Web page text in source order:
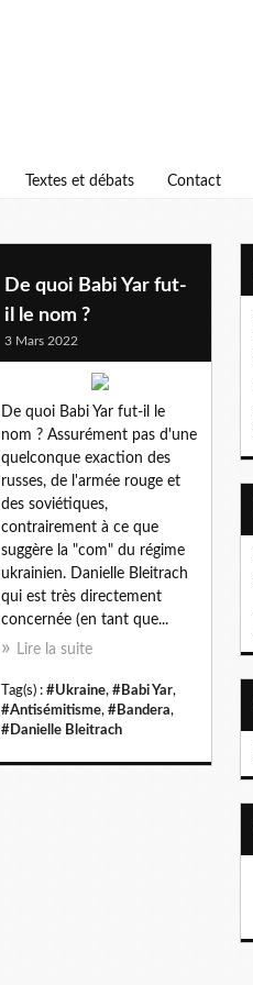
Textes et débats Contact
De quoi Babi Yar fut-
il le nom ?
3 Mars 2022
De quoi Babi Yar fut-il le
nom ? Assurément pas d'une
quelconque exaction des
russes, de l'armée rouge et
des soviétiques,
contrairement à ce que
suggère la "com" du régime
ukrainien. Danielle Bleitrach
qui est très directement
concernée (en tant que...
Lire la suite
Tag(s) : #Ukraine, #Babi Yar,
#Antisémitisme, #Bandera,
#Danielle Bleitrach